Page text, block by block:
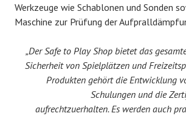
Werkzeuge wie Schablonen und Sonden
Maschine zur Prüfung der
„Der Safe to Play Shop bietet das
Sicherheit von Spielplätzen und
Produkten gehört die Entwicklung
Schulungen und die
aufrechtzuerhalten. Es werden auch